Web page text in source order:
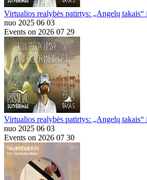
Virtualios realybės patirtys: „Angelų takais“
nuo 2025 06 03
Events on 2026 07 29
Virtualios realybės patirtys: „Angelų takais“
nuo 2025 06 03
Events on 2026 07 30